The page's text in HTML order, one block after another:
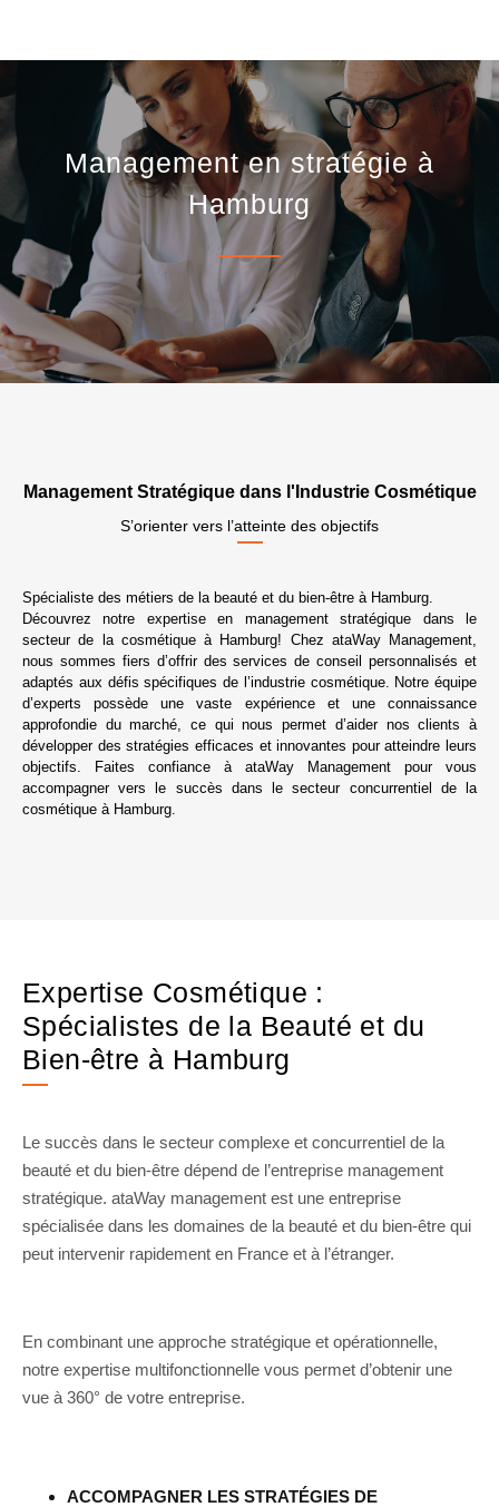
Management en stratégie à
Hamburg
Management Stratégique dans l'Industrie Cosmétique
S’orienter vers l’atteinte des objectifs
Spécialiste des métiers de la beauté et du bien-être à Hamburg.
Découvrez notre expertise en management stratégique dans le
secteur de la cosmétique à Hamburg! Chez ataWay Management,
nous sommes fiers d’offrir des services de conseil personnalisés et
adaptés aux défis spécifiques de l’industrie cosmétique. Notre équipe
d’experts possède une vaste expérience et une connaissance
approfondie du marché, ce qui nous permet d’aider nos clients à
développer des stratégies efficaces et innovantes pour atteindre leurs
objectifs. Faites confiance à ataWay Management pour vous
accompagner vers le succès dans le secteur concurrentiel de la
cosmétique à Hamburg.
Expertise Cosmétique :
Spécialistes de la Beauté et du
Bien-être à Hamburg
Le succès dans le secteur complexe et concurrentiel de la
beauté et du bien-être dépend de l’entreprise management
stratégique. ataWay management est une entreprise
spécialisée dans les domaines de la beauté et du bien-être qui
peut intervenir rapidement en France et à l’étranger.
En combinant une approche stratégique et opérationnelle,
notre expertise multifonctionnelle vous permet d’obtenir une
vue à 360° de votre entreprise.
ACCOMPAGNER LES STRATÉGIES DE